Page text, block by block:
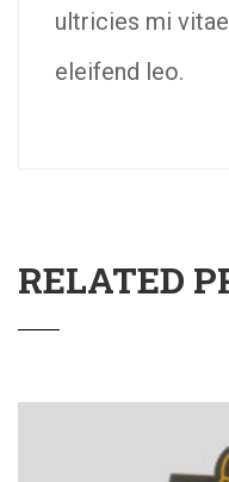
ultricies mi
eleifend leo.
RELATED